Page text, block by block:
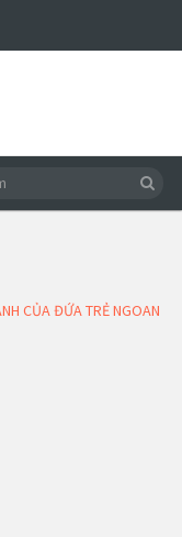
CỦA ĐỨA TRẺ NGOAN